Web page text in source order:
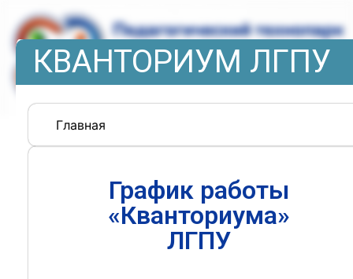
КВАНТОРИУМ ЛГПУ
Главная
График работы
«Кванториума»
ЛГПУ